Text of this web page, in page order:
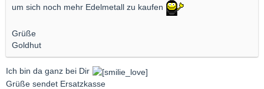
um sich noch mehr Edelmetall zu kaufen
Grüße
Goldhut
Ich bin da ganz bei Dir
Grüße sendet Ersatzkasse